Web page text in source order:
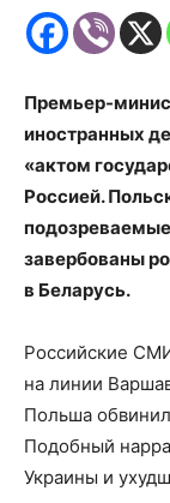
Премьер-
иностранных
«актом
Россией.
завербованы
в Беларусь.
Российские
на линии
Польша
Подобный
Украины и